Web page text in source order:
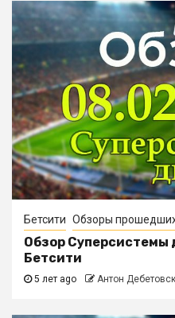
Бетсити Обзоры
Обзор Суперсистемы
Бетсити
5 лет ago Антон